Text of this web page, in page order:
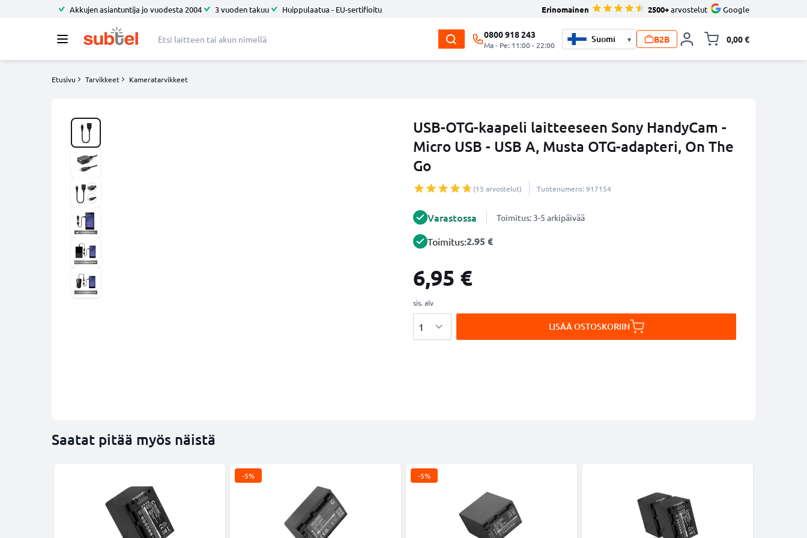
Akkujen asiantuntija jo vuodesta 2004 3 vuoden takuu Huippulaatua - EU-sertifioitu Erinomainen 2500+arvostelut Google
0800 918 243
Ma - Pe: 11:00 - 22:00
▾ B2B 0,00 €
Etusivu Tarvikkeet Kameratarvikkeet
USB-OTG-kaapeli laitteeseen Sony HandyCam -
Micro USB - USB A, Musta OTG-adapteri, On The
Go
(15 arvostelut) Tuotenumero: 917154
Varastossa Toimitus: 3-5 arkipäivää
Toimitus:2.95 €
6,95 €
sis. alv
LISÄÄ OSTOSKORIIN
Saatat pitää myös näistä
-5% -5%